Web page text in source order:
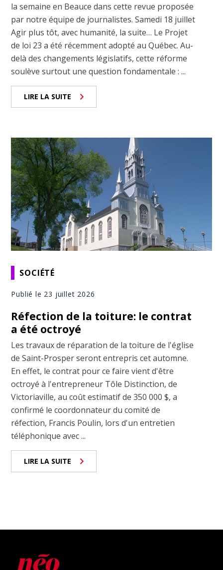
la semaine en Beauce dans cette revue proposée
par notre équipe de journalistes. Samedi 18 juillet
Agir plus tôt, avec humanité, la suite… Le Projet
de loi 23 a été récemment adopté au Québec. Au-
delà des changements législatifs, cette réforme
soulève surtout une question fondamentale : ...
LIRE LA SUITE
SOCIÉTÉ
Publié le 23 juillet 2026
Réfection de la toiture: le contrat
a été octroyé
Les travaux de réparation de la toiture de l'église
de Saint-Prosper seront entrepris cet automne.
En effet, le contrat pour ce faire vient d'être
octroyé à l'entrepreneur Tôle Distinction, de
Victoriaville, au coût estimatif de 350 000 $, a
confirmé le coordonnateur du comité de
réfection, Francis Poulin, lors d'un entretien
téléphonique avec ...
LIRE LA SUITE